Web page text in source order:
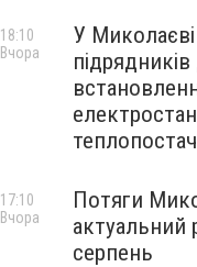
У
18:10
Вчора
Потяги
актуальний
серпень
17:10
Вчора